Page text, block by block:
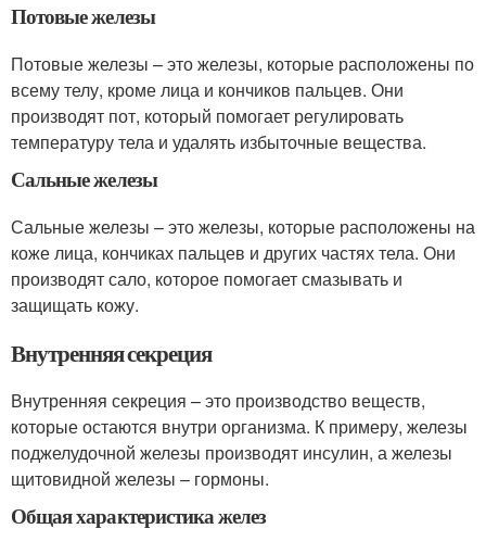
Потовые железы
Потовые железы – это железы, которые расположены по
всему телу, кроме лица и кончиков пальцев. Они
производят пот, который помогает регулировать
температуру тела и удалять избыточные вещества.
Сальные железы
Сальные железы – это железы, которые расположены на
коже лица, кончиках пальцев и других частях тела. Они
производят сало, которое помогает смазывать и
защищать кожу.
Внутренняя секреция
Внутренняя секреция – это производство веществ,
которые остаются внутри организма. К примеру, железы
поджелудочной железы производят инсулин, а железы
щитовидной железы – гормоны.
Общая характеристика желез